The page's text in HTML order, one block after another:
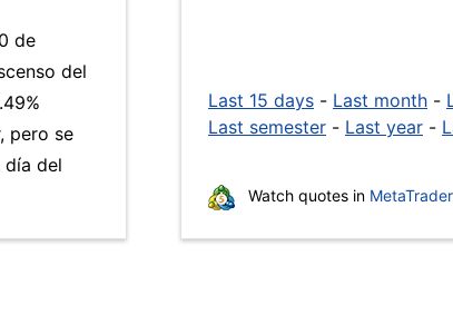
de
del
pero se
día del
Last 15 days - Last month -
Last semester - Last year -
Watch quotes in